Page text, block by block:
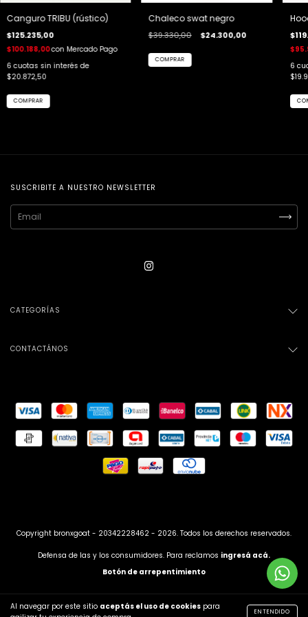
Al navegar por este sitio aceptás el uso de cookies para
ENTENDIDO
Canguro TRIBU (rústico)
$125.235,00
$100.188,00con Mercado Pago
6 cuotas sin interés de
$20.872,50
COMPRAR
Chaleco swat negro
$39.330,00 $24.300,00
COMPRAR
6
SUSCRIBITE A NUESTRO NEWSLETTER
CATEGORÍAS
CONTACTÁNOS
Copyright bronxgoat - 20342228462 - 2026. Todos los derechos reservados.
Defensa de las y los consumidores. Para reclamos ingresá acá.
Botón de arrepentimiento